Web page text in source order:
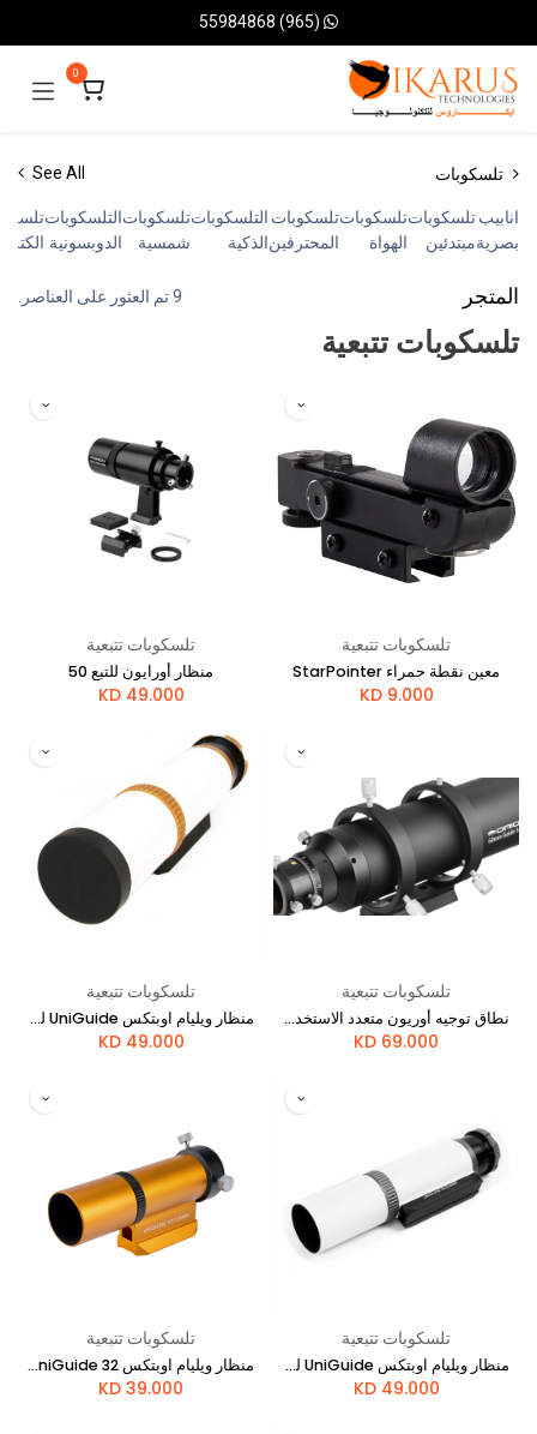
(965) 55984868
0
تلسكوبات See All
انابيب
بصرية
تلسكوبات
مبتدئين
تلسكوبات
الهواة
تلسكوبات
المحترفين
التلسكوبات
الذكية
تلسكوبات
شمسية
التلسكوبات
الدوبسونية
المتجر 9 تم العثور على العناصر.
تلسكوبات تتبعية
تلسكوبات تتبعية
معين نقطة حمراء StarPointer
9.000
KD
تلسكوبات تتبعية
منظار أورايون للتبع 50
49.000
KD
تلسكوبات تتبعية
نطاق توجيه أوريون متعدد الاستخدام بفتحة 60 مم وأداة تركيز حلزونية
69.000
تلسكوبات تتبعية
منظار ويليام اوبتكس UniGuide للتوجيه (50 مم) - ذهبي
49.000
KD
تلسكوبات تتبعية
منظار ويليام اوبتكس UniGuide للتوجيه (50 مم) - رمادي
49.000
KD
تلسكوبات تتبعية
منظار ويليام اوبتكس UniGuide 32 مم (ذهبي)
39.000